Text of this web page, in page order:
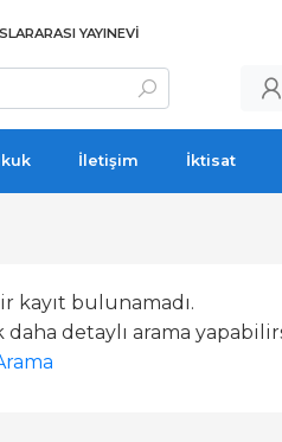
YAYINEVI
İletişim İktisat
kayıt bulunamadı.
detaylı arama